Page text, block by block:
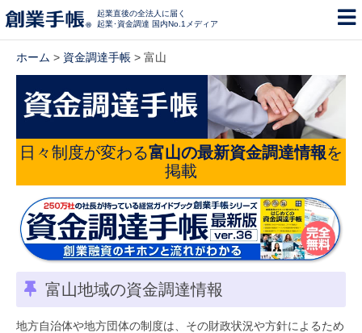
起業直後の全法人に届く
起業･資金調達 国内No.1メディア
ホーム > 資金調達手帳 > 富山
日々制度が変わる富山の最新資金調達情報を
掲載
富山地域の資金調達情報
地方自治体や地方団体の制度は、その財政状況や方針によるため